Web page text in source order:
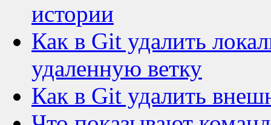
истории
Как в Git удалить
удаленную ветку
Как в Git удалить